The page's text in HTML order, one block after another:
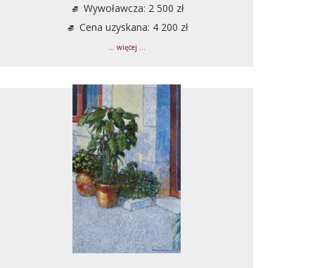
Wywoławcza: 2 500 zł
Cena uzyskana: 4 200 zł
... więcej ...